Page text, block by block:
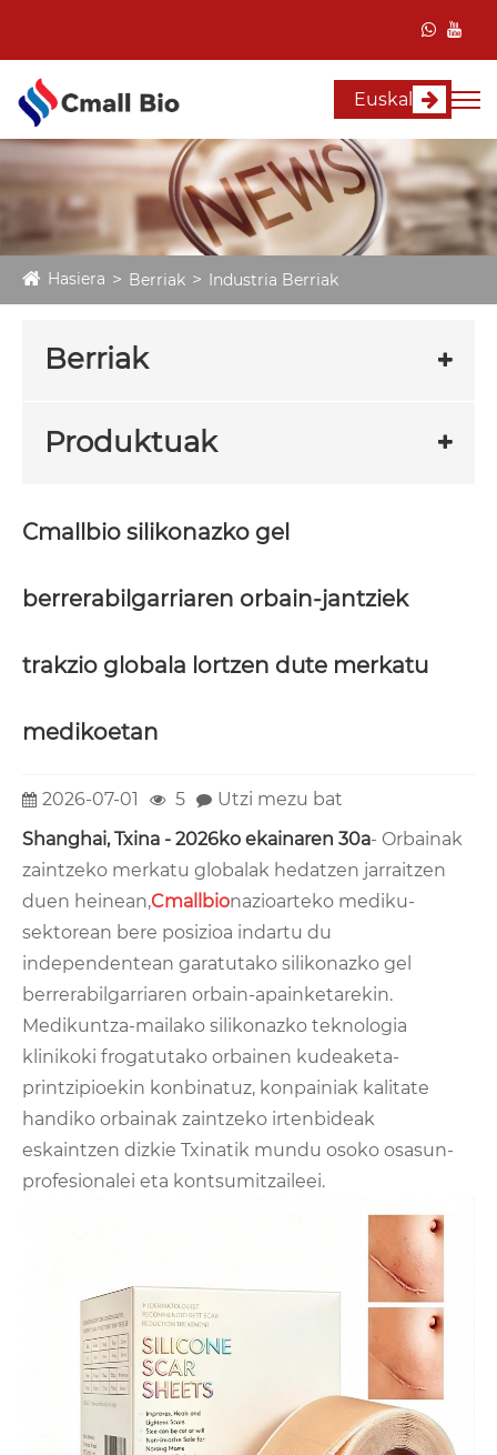
Euskal
Hasiera Berriak Industria Berriak
Berriak
Produktuak
Cmallbio silikonazko gel
berrerabilgarriaren orbain-jantziek
trakzio globala lortzen dute merkatu
medikoetan
2026-07-01 5
Utzi mezu bat
Shanghai, Txina - 2026ko ekainaren 30a- Orbainak
zaintzeko merkatu globalak hedatzen jarraitzen
duen heinean,Cmallbionazioarteko mediku-
sektorean bere posizioa indartu du
independentean garatutako silikonazko gel
berrerabilgarriaren orbain-apainketarekin.
Medikuntza-mailako silikonazko teknologia
klinikoki frogatutako orbainen kudeaketa-
printzipioekin konbinatuz, konpainiak kalitate
handiko orbainak zaintzeko irtenbideak
eskaintzen dizkie Txinatik mundu osoko osasun-
profesionalei eta kontsumitzaileei.